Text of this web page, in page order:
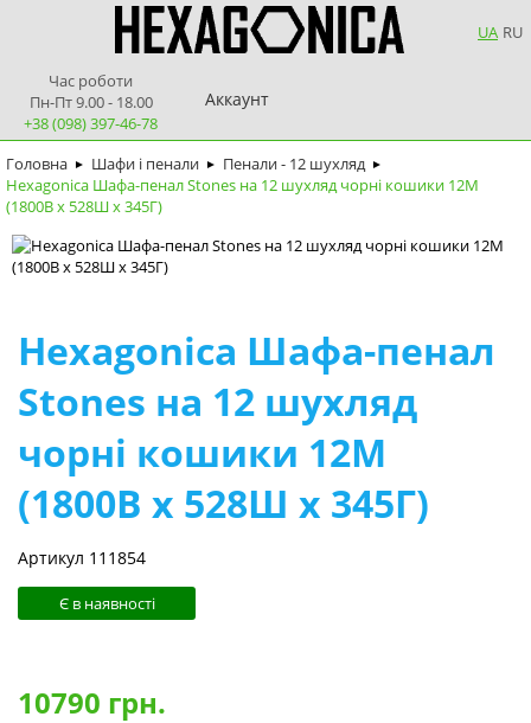
UA RU
Час роботи
Пн-Пт 9.00 - 18.00
+38 (098) 397-46-78
Аккаунт
Головна ► Шафи і пенали ► Пенали - 12 шухляд ►
Hexagonica Шафа-пенал Stones на 12 шухляд чорні кошики 12М
(1800В х 528Ш х 345Г)
Hexagonica Шафа-пенал
Stones на 12 шухляд
чорні кошики 12М
(1800В х 528Ш х 345Г)
Артикул 111854
Є в наявності
10790 грн.